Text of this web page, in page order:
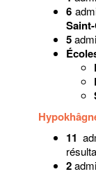
6
5
11
2